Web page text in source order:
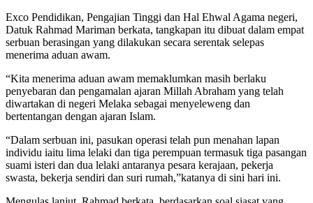
Exco Pendidikan, Pengajian Tinggi dan Hal Ehwal Agama negeri,
Datuk Rahmad Mariman berkata, tangkapan itu dibuat dalam empat
serbuan berasingan yang dilakukan secara serentak selepas
menerima aduan awam.
“Kita menerima aduan awam memaklumkan masih berlaku
penyebaran dan pengamalan ajaran Millah Abraham yang telah
diwartakan di negeri Melaka sebagai menyeleweng dan
bertentangan dengan ajaran Islam.
“Dalam serbuan ini, pasukan operasi telah pun menahan lapan
individu iaitu lima lelaki dan tiga perempuan termasuk tiga pasangan
suami isteri dan dua lelaki antaranya pesara kerajaan, pekerja
swasta, bekerja sendiri dan suri rumah,”katanya di sini hari ini.